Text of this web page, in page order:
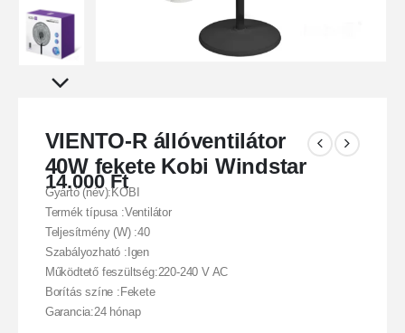
VIENTO-R állóventilátor
40W fekete Kobi Windstar
14.000Ft
Gyártó (név):KOBI
Termék típusa :Ventilátor
Teljesítmény (W) :40
Szabályozható :Igen
Működtető feszültség:220-240 V AC
Borítás színe :Fekete
Garancia:24 hónap